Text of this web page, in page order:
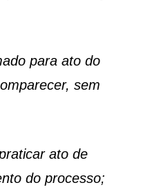
para ato do
sem
ato de
do processo;